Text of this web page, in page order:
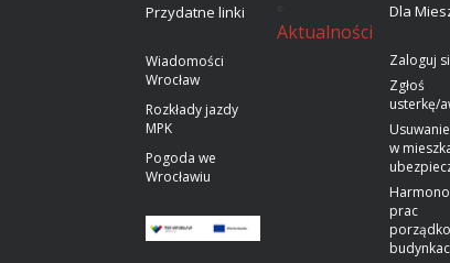
Przydatne linki
Wiadomości
Wrocław
Rozkłady jazdy
MPK
Pogoda we
Wrocławiu
Aktualności
Dla
Zaloguj
Zgłoś
usterkę/
w
prac